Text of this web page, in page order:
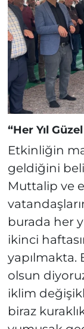
“Her Yıl
Etkinliğin
geldiğini
Muttalip ve
burada her
ikinci
yapılmakta.
olsun
iklim
biraz